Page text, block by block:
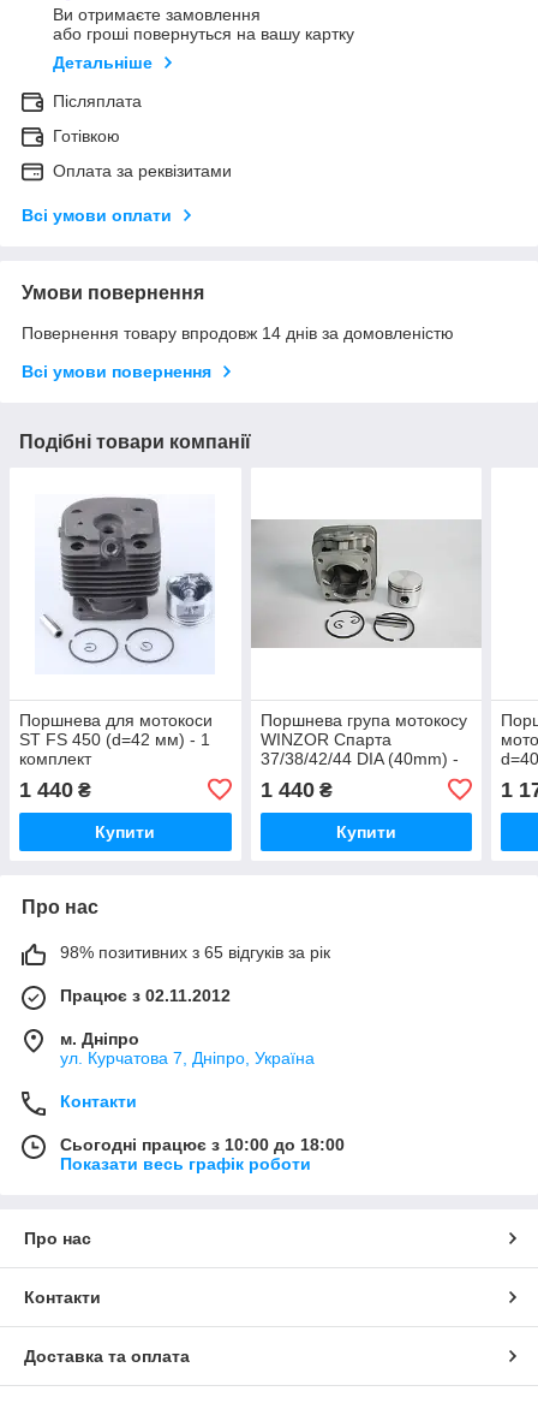
Ви отримаєте замовлення
або гроші повернуться на вашу картку
Детальніше
Післяплата
Готівкою
Оплата за реквізитами
Всі умови оплати
Умови повернення
Повернення товару впродовж 14 днів за домовленістю
Всі умови повернення
Подібні товари компанії
Поршнева для мотокоси
ST FS 450 (d=42 мм) - 1
комплект
1 440 ₴
Купити
Поршнева група мотокосу
WINZOR Спарта
37/38/42/44 DIA (40mm) -
1 440₴
Купити
1
Про нас
98% позитивних з 65 відгуків за рік
Працює з 02.11.2012
м. Дніпро
ул. Курчатова 7, Дніпро, Україна
Контакти
Сьогодні працює з 10:00 до 18:00
Показати весь графік роботи
Про нас
Контакти
Доставка та оплата